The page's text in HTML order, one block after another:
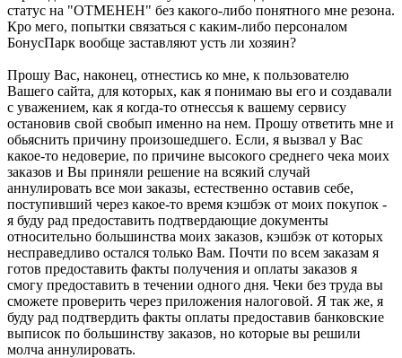
статус на "ОТМЕНЕН" без какого-либо понятного мне резона.
Кро мего, попытки связаться с каким-либо персоналом
БонусПарк вообще заставляют усть ли хозяин?
Прошу Вас, наконец, отнестись ко мне, к пользователю
Вашего сайта, для которых, как я понимаю вы его и создавали
с уважением, как я когда-то отнессья к вашему сервису
остановив свой свобып именно на нем. Прошу ответить мне и
обьяснить причину произошедшего. Если, я вызвал у Вас
какое-то недоверие, по причине высокого среднего чека моих
заказов и Вы приняли решение на всякий случай
аннулировать все мои заказы, естественно оставив себе,
поступивший через какое-то время кэшбэк от моих покупок -
я буду рад предоставить подтвердающие документы
относительно большинства моих заказов, кэшбэк от которых
несправедливо остался только Вам. Почти по всем заказам я
готов предоставить факты получения и оплаты заказов я
смогу предоставить в течении одного дня. Чеки без труда вы
сможете проверить через приложения налоговой. Я так же, я
буду рад подтвердить факты оплаты предоставив банковские
выписок по большинству заказов, но которые вы решили
молча аннулировать.